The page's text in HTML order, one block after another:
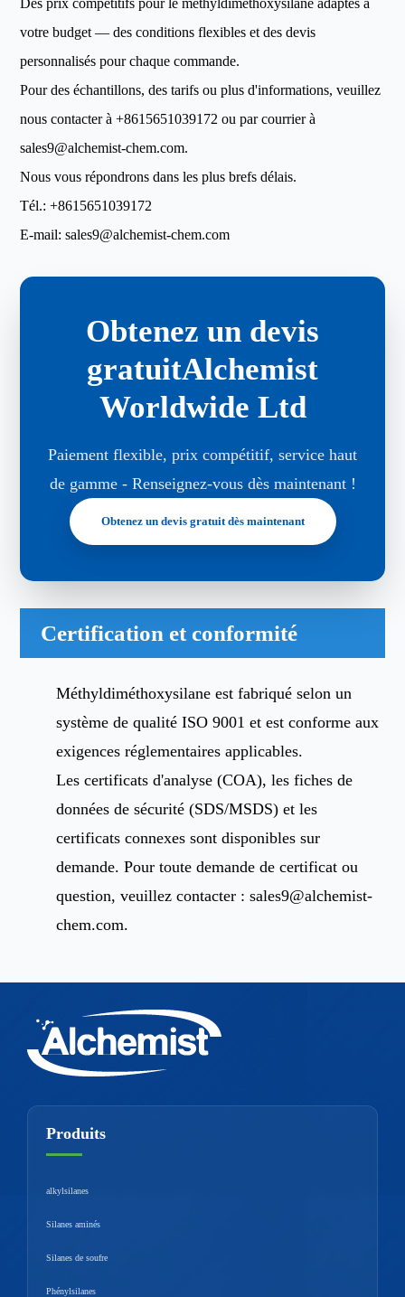
votre budget — des conditions flexibles et des devis
personnalisés pour chaque commande.
Pour des échantillons, des tarifs ou plus d'informations, veuillez
nous contacter à+8615651039172 ou par courrier à
sales9@alchemist-chem.com.
Nous vous répondrons dans les plus brefs délais.
Tél.:+8615651039172
E-mail:sales9@alchemist-chem.com
Obtenez un devis
gratuitAlchemist
Worldwide Ltd
Paiement flexible, prix compétitif, service haut
de gamme - Renseignez-vous dès maintenant !
Obtenez un devis gratuit dès maintenant
Certification et conformité
Méthyldiméthoxysilane est fabriqué selon un
système de qualité ISO 9001 et est conforme aux
exigences réglementaires applicables.
Les certificats d'analyse (COA), les fiches de
données de sécurité (SDS/MSDS) et les
certificats connexes sont disponibles sur
demande. Pour toute demande de certificat ou
question, veuillez contacter :sales9@alchemist-
chem.com.
Produits
alkylsilanes
Silanes aminés
Silanes de soufre
Phénylsilanes